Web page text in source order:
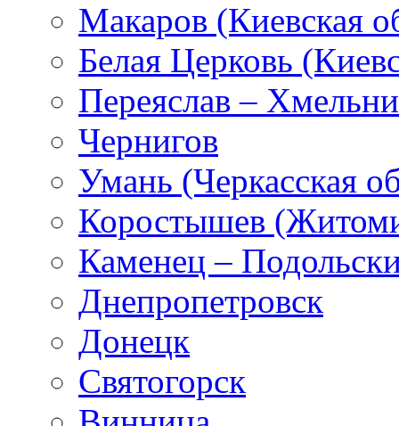
Макаров (Киевская
Белая Церковь
Переяслав –
Чернигов
Умань (Черкасская
Коростышев
Каменец –
Днепропетровск
Донецк
Святогорск